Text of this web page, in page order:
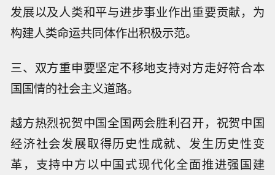
发展以及人类和平与进步事业作出重要贡献，为
构建人类命运共同体作出积极示范。
三、双方重申要坚定不移地支持对方走好符合本
国国情的社会主义道路。
越方热烈祝贺中国全国两会胜利召开，祝贺中国
经济社会发展取得历史性成就、发生历史性变
革，支持中方以中国式现代化全面推进强国建